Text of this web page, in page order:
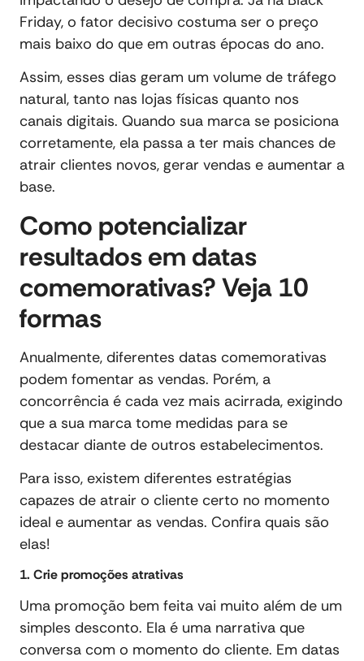
Friday, o fator decisivo costuma ser o preço
mais baixo do que em outras épocas do ano.
Assim, esses dias geram um volume de tráfego
natural, tanto nas lojas físicas quanto nos
canais digitais. Quando sua marca se posiciona
corretamente, ela passa a ter mais chances de
atrair clientes novos, gerar vendas e aumentar a
base.
Como potencializar
resultados em datas
comemorativas? Veja 10
formas
Anualmente, diferentes datas comemorativas
podem fomentar as vendas. Porém, a
concorrência é cada vez mais acirrada, exigindo
que a sua marca tome medidas para se
destacar diante de outros estabelecimentos.
Para isso, existem diferentes estratégias
capazes de atrair o cliente certo no momento
ideal e aumentar as vendas. Confira quais são
elas!
1. Crie promoções atrativas
Uma promoção bem feita vai muito além de um
simples desconto. Ela é uma narrativa que
conversa com o momento do cliente. Em datas